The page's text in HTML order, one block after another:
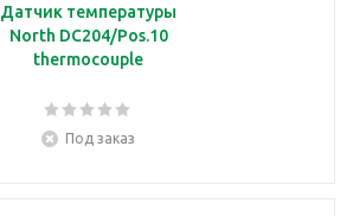
Датчик температуры
North DC204/Pos.10
thermocouple
Под заказ